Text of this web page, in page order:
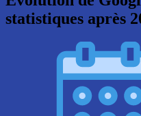
statistiques après